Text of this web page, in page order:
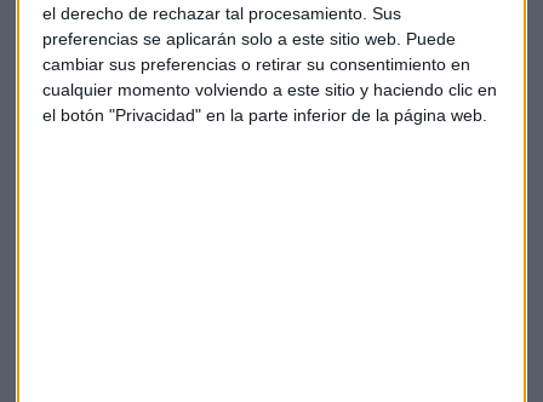
el derecho de rechazar tal procesamiento. Sus
preferencias se aplicarán solo a este sitio web. Puede
cambiar sus preferencias o retirar su consentimiento en
cualquier momento volviendo a este sitio y haciendo clic en
el botón "Privacidad" en la parte inferior de la página web.
A perro flaco todo son pulgas: las aerolíneas